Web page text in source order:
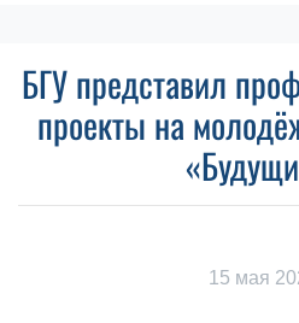
БГУ представил
проекты на
15 мая